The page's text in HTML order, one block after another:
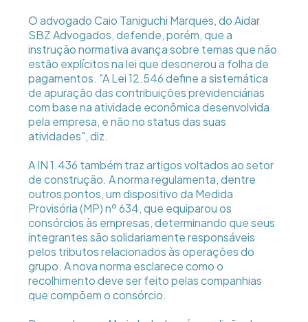
O advogado Caio Taniguchi Marques, do Aidar
SBZ Advogados, defende, porém, que a
instrução normativa avança sobre temas que não
estão explícitos na lei que desonerou a folha de
pagamentos. "A Lei 12.546 define a sistemática
de apuração das contribuições previdenciárias
com base na atividade econômica desenvolvida
pela empresa, e não no status das suas
atividades", diz.
A IN 1.436 também traz artigos voltados ao setor
de construção. A norma regulamenta, dentre
outros pontos, um dispositivo da Medida
Provisória (MP) nº 634, que equiparou os
consórcios às empresas, determinando que seus
integrantes são solidariamente responsáveis
pelos tributos relacionados às operações do
grupo. A nova norma esclarece como o
recolhimento deve ser feito pelas companhias
que compõem o consórcio.